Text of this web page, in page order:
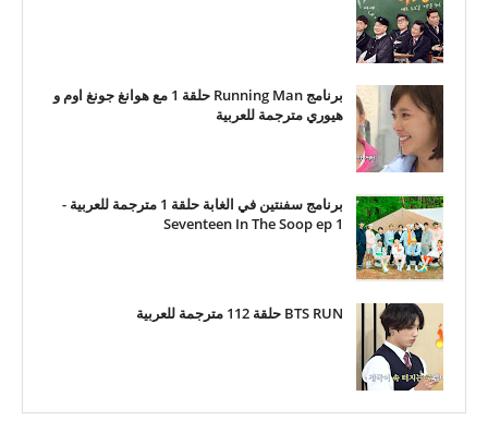
برنامج Running Man حلقة 1 مع هوانغ جونغ اوم و
هيوري مترجمة للعربية
برنامج سفنتين في الغابة حلقة 1 مترجمة للعربية -
Seventeen In The Soop ep 1
BTS RUN حلقة 112 مترجمة للعربية